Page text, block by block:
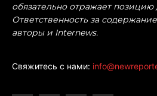
обязательно отражает позицию
Ответственность за
авторы и Internews.
Свяжитесь с нами: